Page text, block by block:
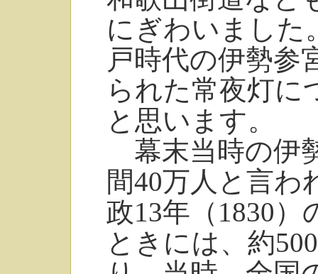
にぎわいました
戸時代の伊勢参
られた常夜灯に
と思います。
幕末当時の伊
間40万人と言わ
政13年（1830
ときには、約